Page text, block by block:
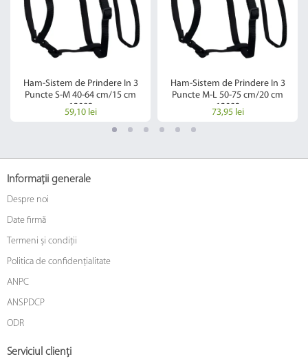
Ham-Sistem de Prindere In 3
Puncte S-M 40-64 cm/15 cm
13092
59,10 lei
Ham-Sistem de Prindere In 3
Puncte M-L 50-75 cm/20 cm
13093
73,95 lei
Informații generale
Despre noi
Date firmă
Termeni și condiții
Politica de confidențialitate
ANPC
ANSPDCP
ODR
Serviciul clienți